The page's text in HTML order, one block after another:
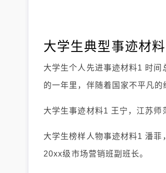
大学生典型事迹材料
大学生个人先进事迹材料1 时
的一年里，伴随着国家不平凡
大学生事迹材料1 王宁，江苏师
大学生榜样人物事迹材料1 潘
20xx级市场营销班副班长。